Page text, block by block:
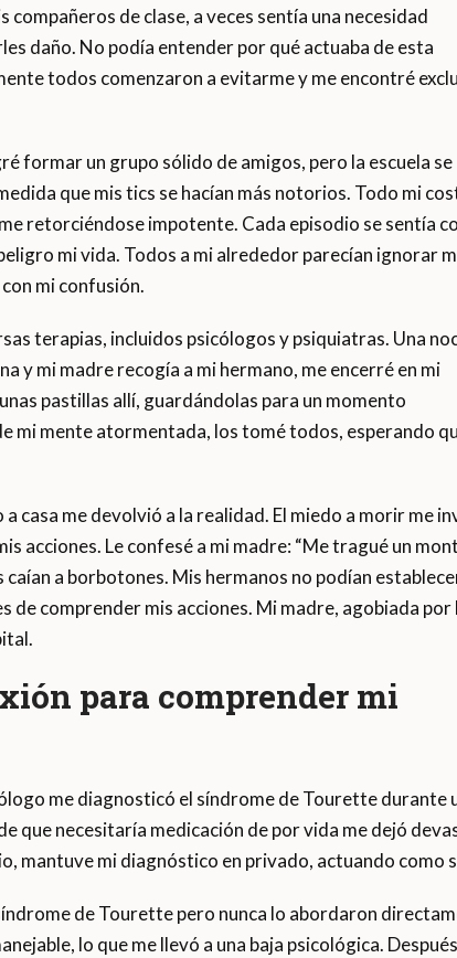
compañeros de clase, a veces sentía una necesidad
daño. No podía entender por qué actuaba de esta
todos comenzaron a evitarme y me encontré
formar un grupo sólido de amigos, pero la escuela se
que mis tics se hacían más notorios. Todo mi
retorciéndose impotente. Cada episodio se sentía
mi vida. Todos a mi alrededor parecían ignorar
mi confusión.
terapias, incluidos psicólogos y psiquiatras. Una
y mi madre recogía a mi hermano, me encerré en mi
pastillas allí, guardándolas para un momento
mi mente atormentada, los tomé todos, esperando
casa me devolvió a la realidad. El miedo a morir me
acciones. Le confesé a mi madre: “Me tragué un
caían a borbotones. Mis hermanos no podían
de comprender mis acciones. Mi madre, agobiada por
para comprender mi
me diagnosticó el síndrome de Tourette durante
que necesitaría medicación de por vida me dejó
mantuve mi diagnóstico en privado, actuando como
de Tourette pero nunca lo abordaron
lo que me llevó a una baja psicológica.